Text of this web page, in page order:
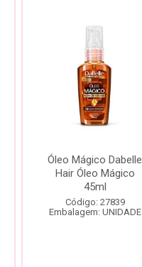
Óleo Mágico Dabelle
Hair Óleo Mágico
45ml
Código: 27839
Embalagem: UNIDADE